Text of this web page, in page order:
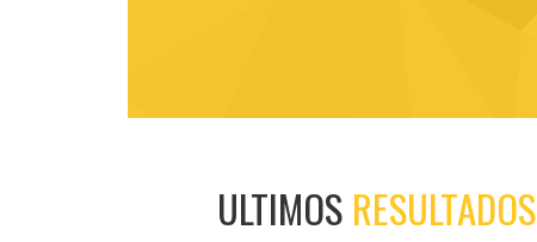
ULTIMOS RESULTADOS